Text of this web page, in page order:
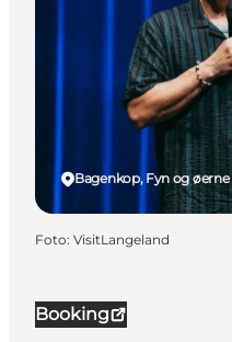
Booking
Bagenkop, Fyn og øerne
Foto: VisitLangeland